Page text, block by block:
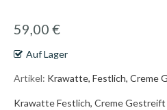
59,00 €
Auf Lager
Artikel Krawatte, Festlich, Creme
Krawatte Festlich, Creme Gestreift